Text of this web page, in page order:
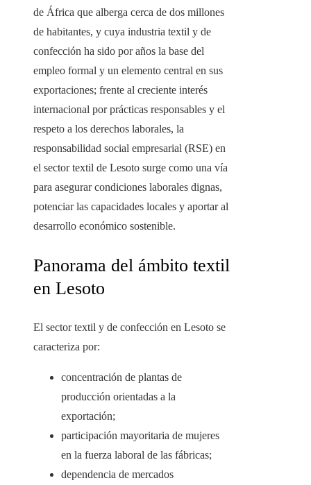
de África que alberga cerca de dos millones
de habitantes, y cuya industria textil y de
confección ha sido por años la base del
empleo formal y un elemento central en sus
exportaciones; frente al creciente interés
internacional por prácticas responsables y el
respeto a los derechos laborales, la
responsabilidad social empresarial (RSE) en
el sector textil de Lesoto surge como una vía
para asegurar condiciones laborales dignas,
potenciar las capacidades locales y aportar al
desarrollo económico sostenible.
Panorama del ámbito textil
en Lesoto
El sector textil y de confección en Lesoto se
caracteriza por:
concentración de plantas de
producción orientadas a la
exportación;
participación mayoritaria de mujeres
en la fuerza laboral de las fábricas;
dependencia de mercados